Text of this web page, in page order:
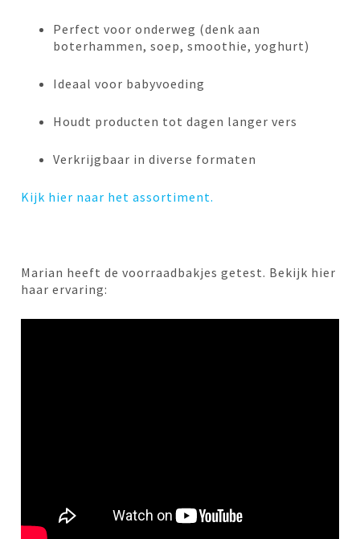
Perfect voor onderweg (denk aan
boterhammen, soep, smoothie, yoghurt)
Ideaal voor babyvoeding
Houdt producten tot dagen langer vers
Verkrijgbaar in diverse formaten
Kijk hier naar het assortiment.
Marian heeft de voorraadbakjes getest. Bekijk hier
haar ervaring: